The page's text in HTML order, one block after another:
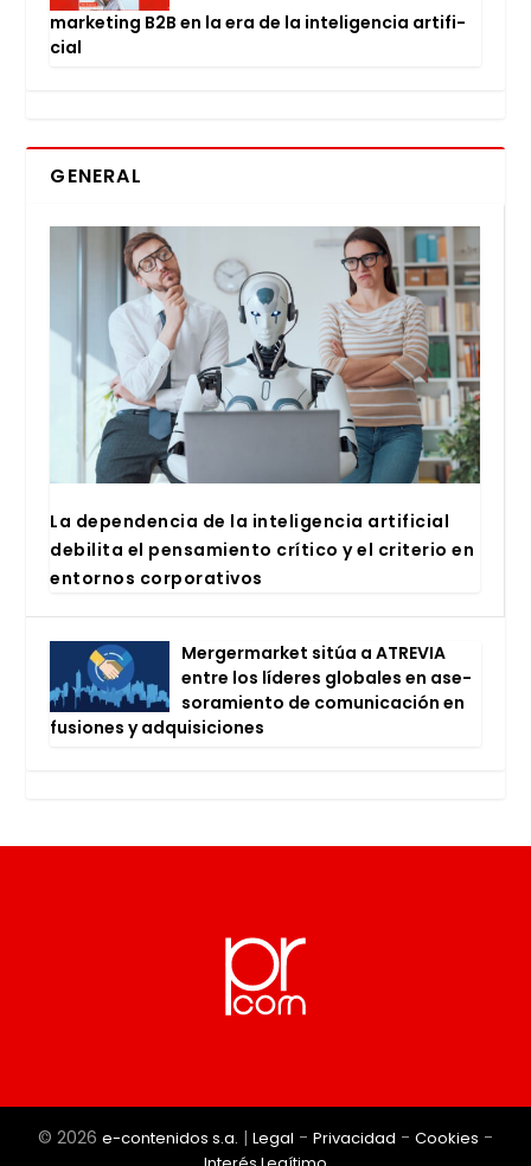
mar­ke­ting B2B en la era de la inte­li­gen­cia arti­fi­
cial
GENERAL
La depen­den­cia de la inte­li­gen­cia arti­fi­cial
debi­li­ta el pen­sa­mien­to crí­ti­co y el cri­te­rio en
entor­nos cor­po­ra­ti­vos
Mer­ger­mar­ket sitúa a ATRE­VIA
entre los líde­res glo­ba­les en ase­
so­ra­mien­to de comu­ni­ca­ción en
fusio­nes y adqui­si­cio­nes
© 2026 e-contenidos s.a. | Legal - Privacidad - Cookies -